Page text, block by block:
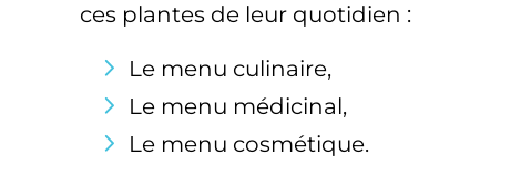
ces plantes de leur quotidien :
Le menu culinaire,
Le menu médicinal,
Le menu cosmétique.